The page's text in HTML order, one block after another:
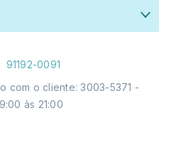
91192-0091
com o cliente: 3003-5371 -
às 21:00